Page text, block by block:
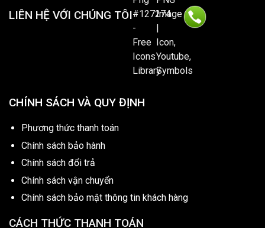
LIÊN HỆ VỚI CHÚNG TÔI
CHÍNH SÁCH VÀ QUY ĐỊNH
Phương thức thanh toán
Chính sách bảo hành
Chính sách đổi trả
Chính sách vận chuyển
Chính sách bảo mật thông tin khách hàng
CÁCH THỨC THANH TOÁN